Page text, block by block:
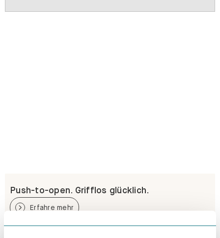
Push-to-open. Grifflos glücklich.
Erfahre mehr